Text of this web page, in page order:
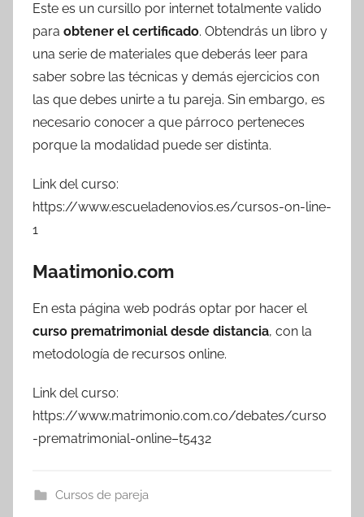
Este es un cursillo por internet totalmente valido
para obtener el certificado. Obtendrás un libro y
una serie de materiales que deberás leer para
saber sobre las técnicas y demás ejercicios con
las que debes unirte a tu pareja. Sin embargo, es
necesario conocer a que párroco perteneces
porque la modalidad puede ser distinta.
Link del curso:
https://www.escueladenovios.es/cursos-on-line-
1
Maatimonio.com
En esta página web podrás optar por hacer el
curso prematrimonial desde distancia, con la
metodología de recursos online.
Link del curso:
https://www.matrimonio.com.co/debates/curso
-prematrimonial-online–t5432
Cursos de pareja